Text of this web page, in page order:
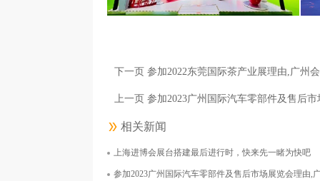
阿斯利康医药（上海）有限公司
上海诺鼎生物科技有限公司
下一页 参加2022东莞国际茶产业展理由,广州
上一页 参加2023广州国际汽车零部件及售后
相关新闻
上海进博会展台搭建最后进行时，快来先一睹为快吧
参加2023广州国际汽车零部件及售后市场展览会理由,广州会